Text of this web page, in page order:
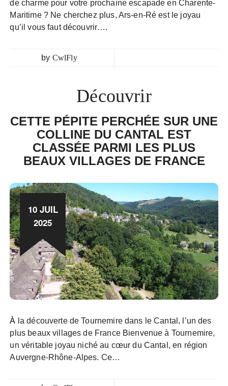
de charme pour votre prochaine escapade en Charente-
Maritime ? Ne cherchez plus, Ars-en-Ré est le joyau
qu’il vous faut découvrir….
by CwlFly
Découvrir
CETTE PÉPITE PERCHÉE SUR UNE
COLLINE DU CANTAL EST
CLASSÉE PARMI LES PLUS
BEAUX VILLAGES DE FRANCE
10 JUIL
2025
À la découverte de Tournemire dans le Cantal, l’un des
plus beaux villages de France Bienvenue à Tournemire,
un véritable joyau niché au cœur du Cantal, en région
Auvergne-Rhône-Alpes. Ce…